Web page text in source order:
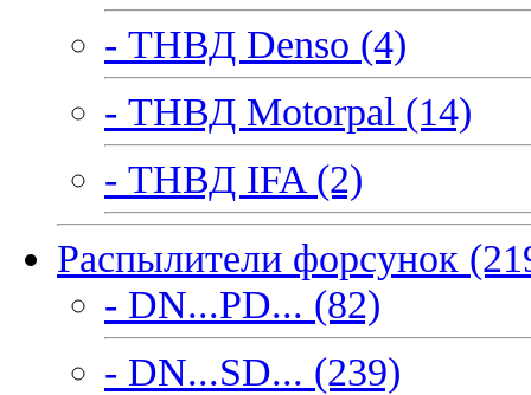
- ТНВД Denso (4)
- ТНВД Motorpal (14)
- ТНВД IFA (2)
Распылители форсунок
- DN...PD... (82)
- DN...SD... (239)